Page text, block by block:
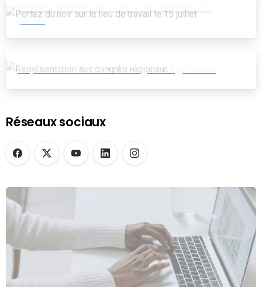
Portez du noir sur le lieu de travail le 15
juillet
Représentation aux congrès régionaux
Réseaux sociaux